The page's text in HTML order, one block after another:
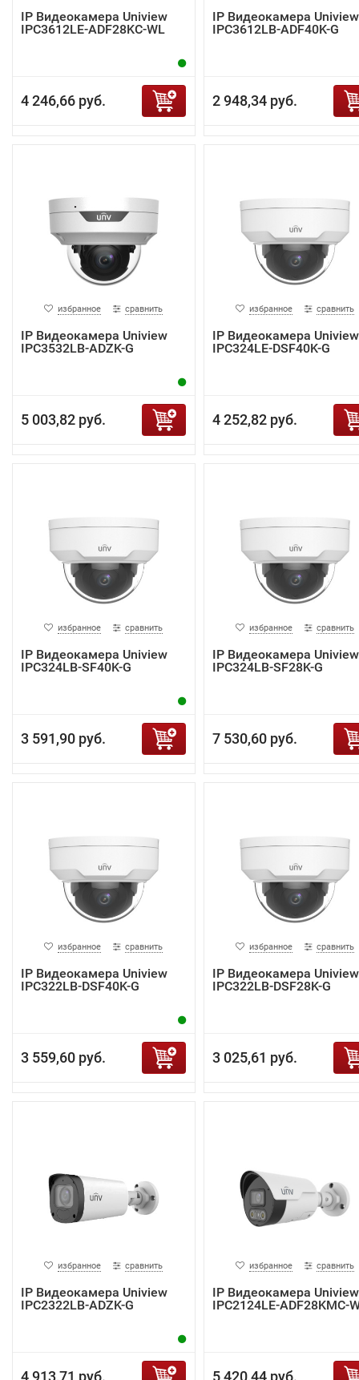
IP Видеокамера Uniview
IPC3612LE-ADF28KC-WL
4 246,66 руб.
IP Видеокамера Uniview
IPC3612LB-ADF40K-G
2 948,34 руб.
избранное сравнить
IP Видеокамера Uniview
IPC3532LB-ADZK-G
5 003,82 руб.
избранное сравнить
IP Видеокамера Uniview
IPC324LE-DSF40K-G
4 252,82 руб.
избранное сравнить
IP Видеокамера Uniview
IPC324LB-SF40K-G
3 591,90 руб.
избранное сравнить
IP Видеокамера Uniview
IPC324LB-SF28K-G
7 530,60 руб.
избранное сравнить
IP Видеокамера Uniview
IPC322LB-DSF40K-G
3 559,60 руб.
избранное сравнить
IP Видеокамера Uniview
IPC322LB-DSF28K-G
3 025,61 руб.
избранное сравнить
IP Видеокамера Uniview
IPC2322LB-ADZK-G
4 913,71 руб.
избранное сравнить
IP Видеокамера Uniview
IPC2124LE-ADF28KMC-
5 420,44 руб.